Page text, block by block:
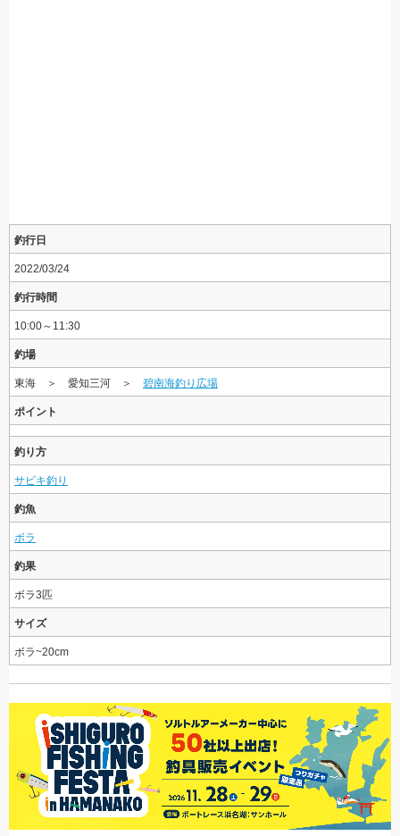
釣行日
2022/03/24
釣行時間
10:00～11:30
釣場
東海 ＞ 愛知三河 ＞ 碧南海釣り広場
ポイント
釣り方
サビキ釣り
釣魚
ボラ
釣果
ボラ3匹
サイズ
ボラ~20cm